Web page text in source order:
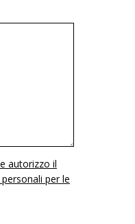
autorizzo il
per le